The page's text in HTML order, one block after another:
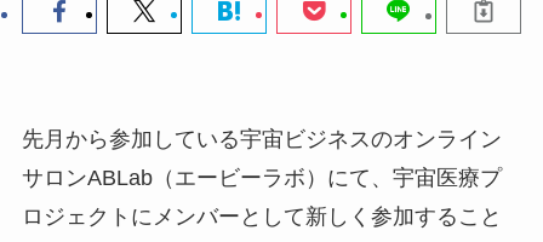
先月から参加している宇宙ビジネスのオンライン
サロンABLab（エービーラボ）にて、宇宙医療プ
ロジェクトにメンバーとして新しく参加すること